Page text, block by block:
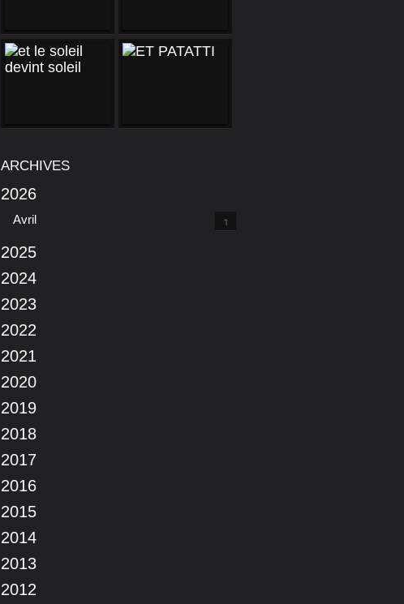
ARCHIVES
2026
Avril 1
2025
2024
2023
2022
2021
2020
2019
2018
2017
2016
2015
2014
2013
2012